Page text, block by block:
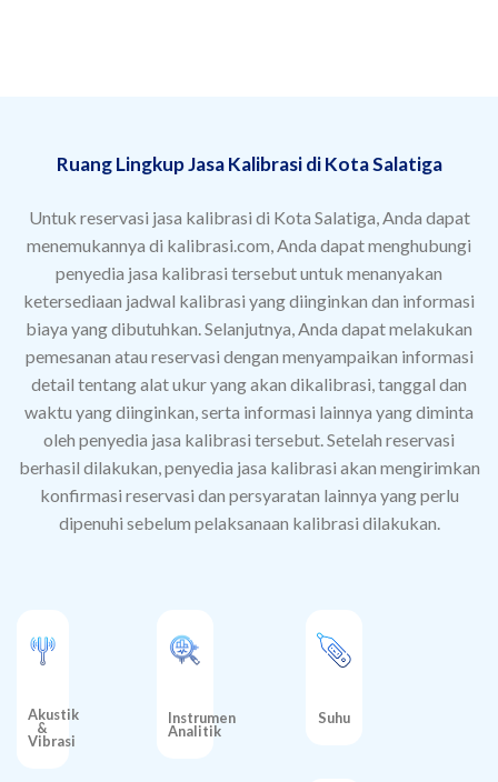
Ruang Lingkup Jasa Kalibrasi di Kota Salatiga
Untuk reservasi jasa kalibrasi di Kota Salatiga, Anda dapat
menemukannya di kalibrasi.com, Anda dapat menghubungi
penyedia jasa kalibrasi tersebut untuk menanyakan
ketersediaan jadwal kalibrasi yang diinginkan dan informasi
biaya yang dibutuhkan. Selanjutnya, Anda dapat melakukan
pemesanan atau reservasi dengan menyampaikan informasi
detail tentang alat ukur yang akan dikalibrasi, tanggal dan
waktu yang diinginkan, serta informasi lainnya yang diminta
oleh penyedia jasa kalibrasi tersebut. Setelah reservasi
berhasil dilakukan, penyedia jasa kalibrasi akan mengirimkan
konfirmasi reservasi dan persyaratan lainnya yang perlu
dipenuhi sebelum pelaksanaan kalibrasi dilakukan.
Akustik
&
Vibrasi
Instrumen
Analitik
Suhu